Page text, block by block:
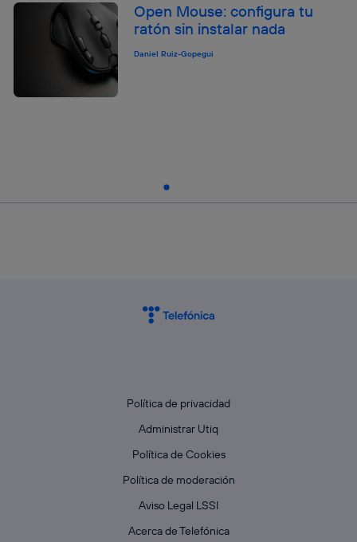
Open Mouse: configura tu
ratón sin instalar nada
Daniel Ruiz-Gopegui
Política de privacidad
Administrar Utiq
Política de Cookies
Política de moderación
Aviso Legal LSSI
Acerca de Telefónica